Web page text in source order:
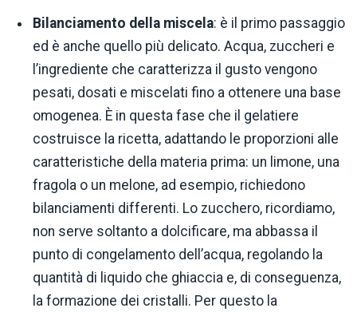
Bilanciamento della miscela: è il primo passaggio
ed è anche quello più delicato. Acqua, zuccheri e
l’ingrediente che caratterizza il gusto vengono
pesati, dosati e miscelati fino a ottenere una base
omogenea. È in questa fase che il gelatiere
costruisce la ricetta, adattando le proporzioni alle
caratteristiche della materia prima: un limone, una
fragola o un melone, ad esempio, richiedono
bilanciamenti differenti. Lo zucchero, ricordiamo,
non serve soltanto a dolcificare, ma abbassa il
punto di congelamento dell’acqua, regolando la
quantità di liquido che ghiaccia e, di conseguenza,
la formazione dei cristalli. Per questo la